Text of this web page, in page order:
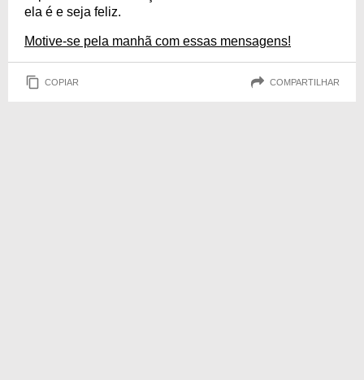
ela é e seja feliz.
Motive-se pela manhã com essas mensagens!
COPIAR COMPARTILHAR